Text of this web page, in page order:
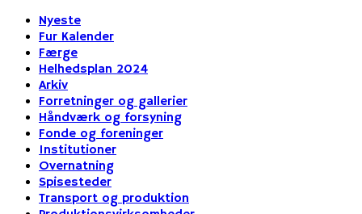
Nyeste
Fur Kalender
Færge
Helhedsplan 2024
Arkiv
Forretninger og gallerier
Håndværk og forsyning
Fonde og foreninger
Institutioner
Overnatning
Spisesteder
Transport og produktion